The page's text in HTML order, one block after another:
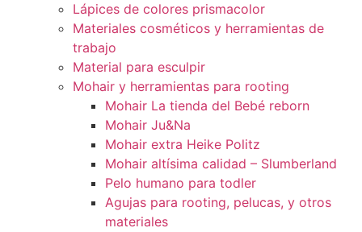
Lápices de colores prismacolor
Materiales cosméticos y herramientas de
trabajo
Material para esculpir
Mohair y herramientas para rooting
Mohair La tienda del Bebé reborn
Mohair Ju&Na
Mohair extra Heike Politz
Mohair altísima calidad – Slumberland
Pelo humano para todler
Agujas para rooting, pelucas, y otros
materiales